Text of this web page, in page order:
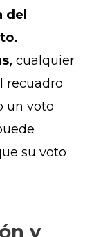
del
cualquier
recuadro
un voto
su voto
y